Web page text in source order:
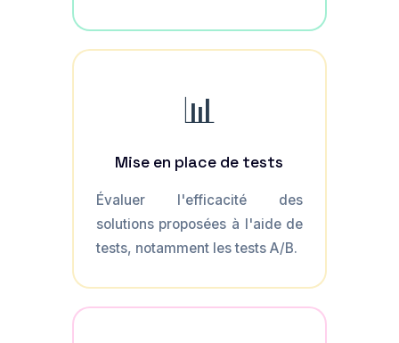
📊
Mise en place de tests
Évaluer l'efficacité des
solutions proposées à l'aide de
tests, notamment les tests A/B.